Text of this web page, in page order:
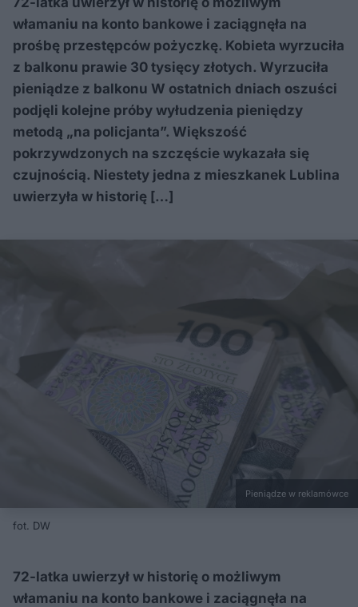
włamaniu na konto bankowe i zaciągnęła na
prośbę przestępców pożyczkę. Kobieta wyrzuciła
z balkonu prawie 30 tysięcy złotych. Wyrzuciła
pieniądze z balkonu W ostatnich dniach oszuści
podjęli kolejne próby wyłudzenia pieniędzy
metodą „na policjanta”. Większość
pokrzywdzonych na szczęście wykazała się
czujnością. Niestety jedna z mieszkanek Lublina
uwierzyła w historię […]
Pieniądze w reklamówce
fot. DW
72-latka uwierzył w historię o możliwym
włamaniu na konto bankowe i zaciągnęła na